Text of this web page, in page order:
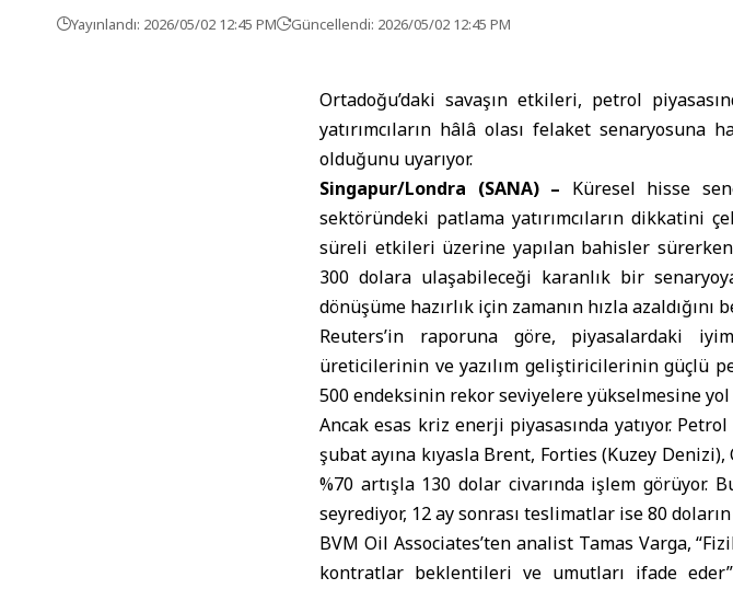
Yayınlandı: 2026/05/02 12:45 PM Güncellendi: 2026/05/02 12:45 PM
Ortadoğu’daki savaşın etkileri, petrol
yatırımcıların hâlâ olası felaket senaryosuna
olduğunu uyarıyor.
Singapur/Londra (SANA) – Küresel hisse
sektöründeki patlama yatırımcıların dikkatini
süreli etkileri üzerine yapılan bahisler
300 dolara ulaşabileceği karanlık bir
dönüşüme hazırlık için zamanın hızla azaldığını
Reuters’in raporuna göre, piyasalardaki
üreticilerinin ve yazılım geliştiricilerinin güçlü
500 endeksinin rekor seviyelere yükselmesine yol
Ancak esas kriz enerji piyasasında yatıyor.
şubat ayına kıyasla Brent, Forties (Kuzey
%70 artışla 130 dolar civarında işlem görüyor.
seyrediyor, 12 ay sonrası teslimatlar ise 80
BVM Oil Associates’ten analist Tamas Varga,
kontratlar beklentileri ve umutları ifade